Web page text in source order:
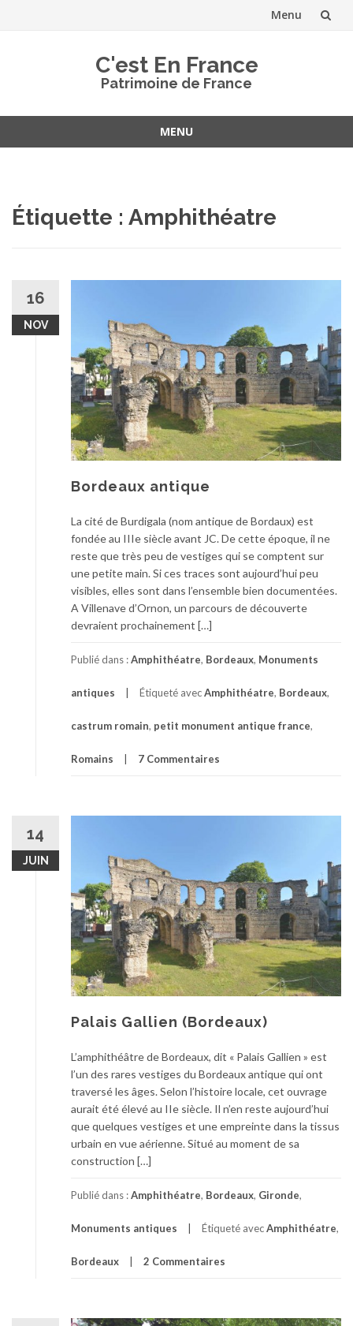
Menu
C'est En France
Patrimoine de France
MENU
Étiquette : Amphithéatre
16
NOV
Bordeaux antique
La cité de Burdigala (nom antique de Bordaux) est
fondée au IIIe siècle avant JC. De cette époque, il ne
reste que très peu de vestiges qui se comptent sur
une petite main. Si ces traces sont aujourd’hui peu
visibles, elles sont dans l’ensemble bien documentées.
A Villenave d’Ornon, un parcours de découverte
devraient prochainement […]
Publié dans :Amphithéatre, Bordeaux, Monuments
antiques Étiqueté avecAmphithéatre, Bordeaux,
castrum romain, petit monument antique france,
Romains 7 Commentaires
14
JUIN
Palais Gallien (Bordeaux)
L’amphithéâtre de Bordeaux, dit « Palais Gallien » est
l’un des rares vestiges du Bordeaux antique qui ont
traversé les âges. Selon l’histoire locale, cet ouvrage
aurait été élevé au IIe siècle. Il n’en reste aujourd’hui
que quelques vestiges et une empreinte dans la tissus
urbain en vue aérienne. Situé au moment de sa
construction […]
Publié dans :Amphithéatre, Bordeaux, Gironde,
Monuments antiques Étiqueté avecAmphithéatre,
Bordeaux 2 Commentaires